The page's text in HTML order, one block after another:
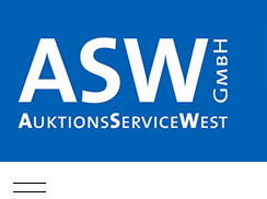
Mobile Menu Toggle